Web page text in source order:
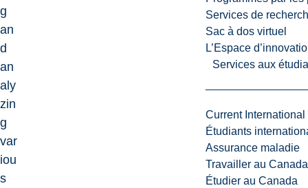
Services de
Sac à dos virtuel
L’Espace
Services aux
Current International
Étudiants
Assurance maladie
Travailler au Canada
Étudier au Canada
g
an
d
an
aly
zin
g
var
iou
s